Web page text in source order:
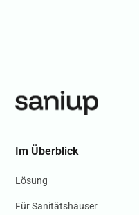
Im Überblick
Lösung
Für Sanitätshäuser